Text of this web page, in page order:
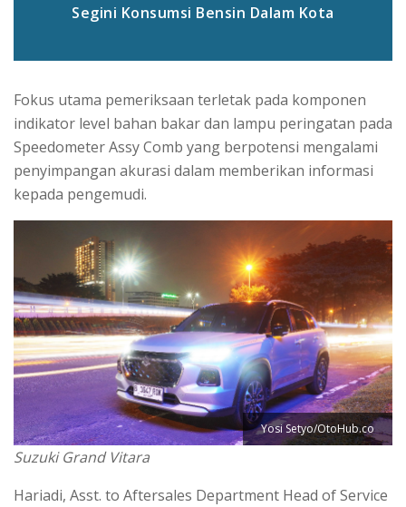
Segini Konsumsi Bensin Dalam Kota
Fokus utama pemeriksaan terletak pada komponen
indikator level bahan bakar dan lampu peringatan pada
Speedometer Assy Comb yang berpotensi mengalami
penyimpangan akurasi dalam memberikan informasi
kepada pengemudi.
Yosi Setyo/OtoHub.co
Suzuki Grand Vitara
Hariadi, Asst. to Aftersales Department Head of Service